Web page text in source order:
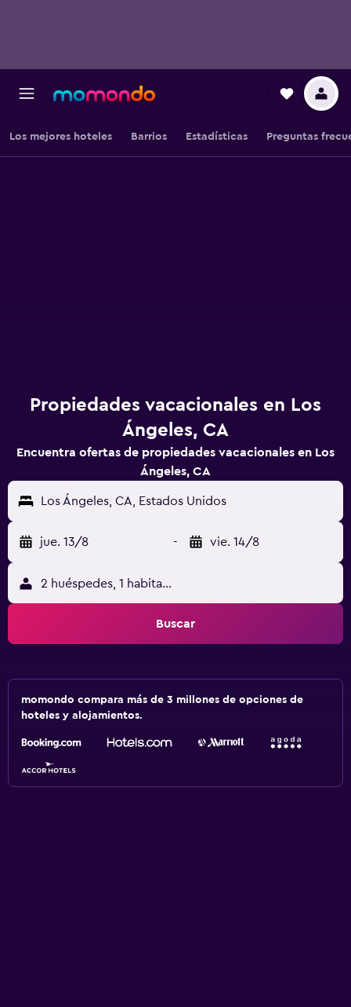
Los mejores hoteles Barrios Estadísticas Preguntas
Propiedades vacacionales en Los
Ángeles, CA
Encuentra ofertas de propiedades vacacionales en Los
Ángeles, CA
Los Ángeles, CA, Estados Unidos
jue. 13/8 - vie. 14/8
2 huéspedes, 1 habitación
Buscar
momondo compara más de 3 millones de opciones de
hoteles y alojamientos.